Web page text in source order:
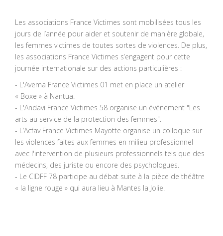
Les associations France Victimes sont mobilisées tous les
jours de l’année pour aider et soutenir de manière globale,
les femmes victimes de toutes sortes de violences. De plus,
les associations France Victimes s’engagent pour cette
journée internationale sur des actions particulières :
- L'Avema France Victimes 01 met en place un atelier
« Boxe » à Nantua.
- L'Andavi France Victimes 58 organise un événement "Les
arts au service de la protection des femmes".
- L’Acfav France Victimes Mayotte organise un colloque sur
les violences faites aux femmes en milieu professionnel
avec l'intervention de plusieurs professionnels tels que des
médecins, des juriste ou encore des psychologues.
- Le CIDFF 78 participe au débat suite à la pièce de théâtre
« la ligne rouge » qui aura lieu à Mantes la Jolie.